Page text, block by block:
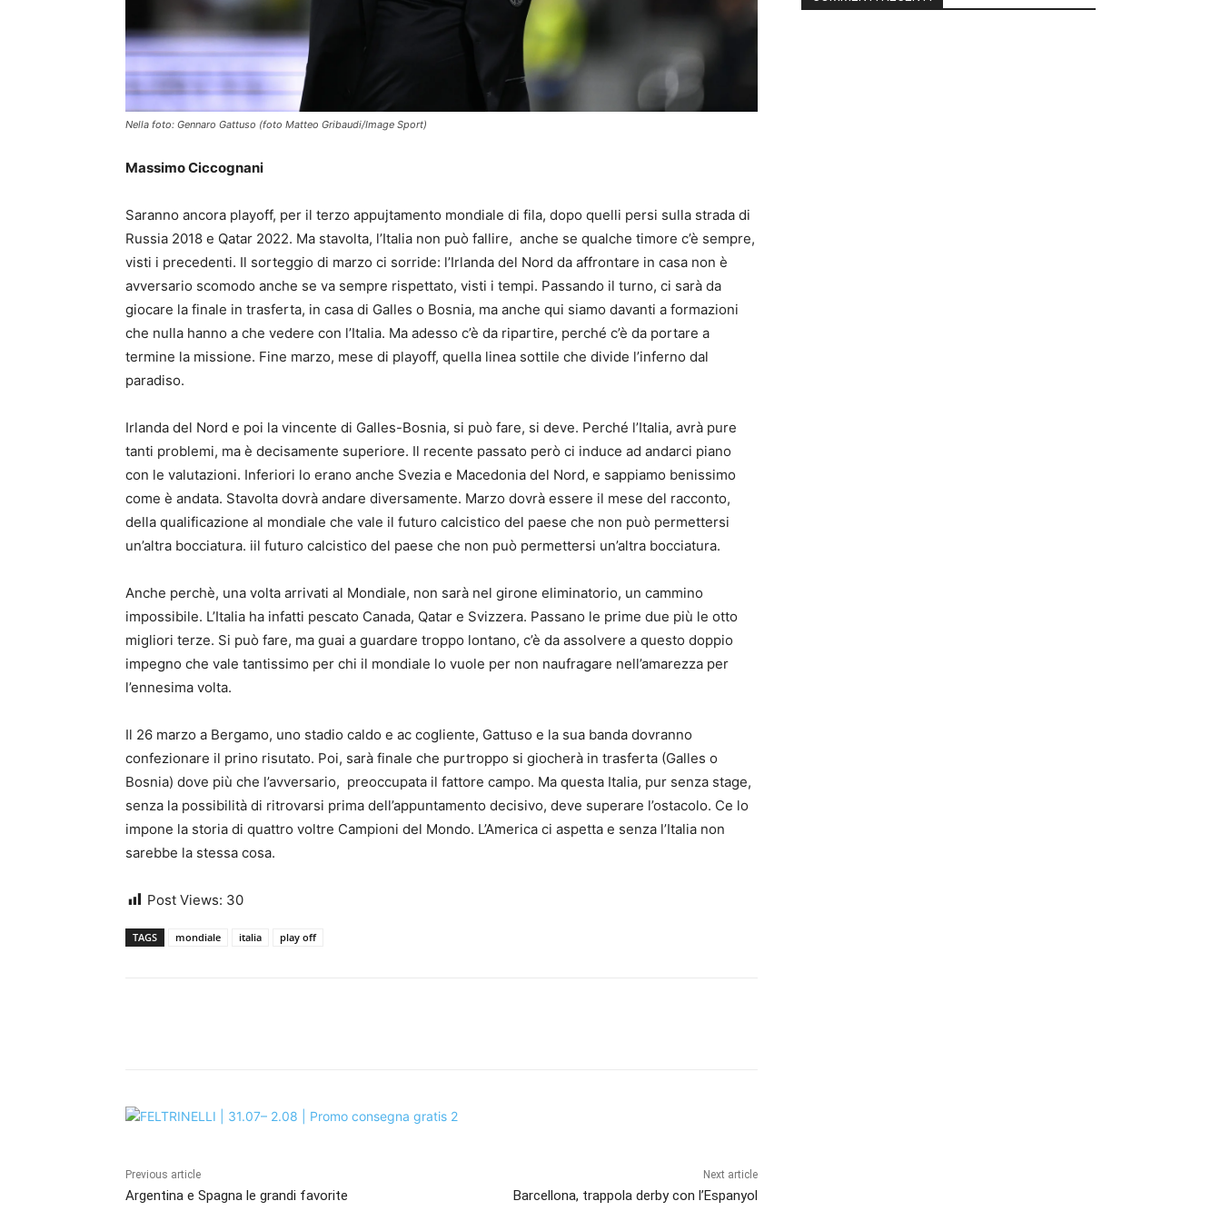
Nella foto: Gennaro Gattuso (foto Matteo Gribaudi/Image Sport)
Massimo Ciccognani
Saranno ancora playoff, per il terzo appujtamento mondiale di fila, dopo quelli persi sulla strada di
Russia 2018 e Qatar 2022. Ma stavolta, l’Italia non può fallire, anche se qualche timore c’è sempre,
visti i precedenti. Il sorteggio di marzo ci sorride: l’Irlanda del Nord da affrontare in casa non è
avversario scomodo anche se va sempre rispettato, visti i tempi. Passando il turno, ci sarà da
giocare la finale in trasferta, in casa di Galles o Bosnia, ma anche qui siamo davanti a formazioni
che nulla hanno a che vedere con l’Italia. Ma adesso c’è da ripartire, perché c’è da portare a
termine la missione. Fine marzo, mese di playoff, quella linea sottile che divide l’inferno dal
paradiso.
Irlanda del Nord e poi la vincente di Galles-Bosnia, si può fare, si deve. Perché l’Italia, avrà pure
tanti problemi, ma è decisamente superiore. Il recente passato però ci induce ad andarci piano
con le valutazioni. Inferiori lo erano anche Svezia e Macedonia del Nord, e sappiamo benissimo
come è andata. Stavolta dovrà andare diversamente. Marzo dovrà essere il mese del racconto,
della qualificazione al mondiale che vale il futuro calcistico del paese che non può permettersi
un’altra bocciatura. iil futuro calcistico del paese che non può permettersi un’altra bocciatura.
Anche perchè, una volta arrivati al Mondiale, non sarà nel girone eliminatorio, un cammino
impossibile. L’Italia ha infatti pescato Canada, Qatar e Svizzera. Passano le prime due più le otto
migliori terze. Si può fare, ma guai a guardare troppo lontano, c’è da assolvere a questo doppio
impegno che vale tantissimo per chi il mondiale lo vuole per non naufragare nell’amarezza per
l’ennesima volta.
Il 26 marzo a Bergamo, uno stadio caldo e ac cogliente, Gattuso e la sua banda dovranno
confezionare il prino risutato. Poi, sarà finale che purtroppo si giocherà in trasferta (Galles o
Bosnia) dove più che l’avversario, preoccupata il fattore campo. Ma questa Italia, pur senza stage,
senza la possibilità di ritrovarsi prima dell’appuntamento decisivo, deve superare l’ostacolo. Ce lo
impone la storia di quattro voltre Campioni del Mondo. L’America ci aspetta e senza l’Italia non
sarebbe la stessa cosa.
Post Views: 30
TAGS mondiale italia play off
Previous article
Argentina e Spagna le grandi favorite
Next article
Barcellona, trappola derby con l’Espanyol